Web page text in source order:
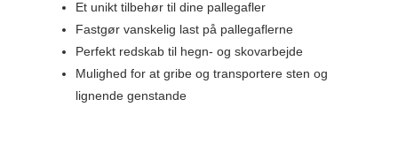
Et unikt tilbehør til dine pallegafler
Fastgør vanskelig last på pallegaflerne
Perfekt redskab til hegn- og skovarbejde
Mulighed for at gribe og transportere sten og
lignende genstande